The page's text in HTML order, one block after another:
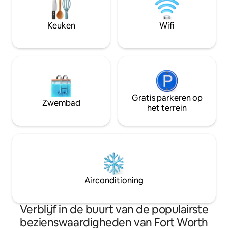
het vliegtuig eronder ✔ Een verblijf met
een luchtvaartthema dat anders is dan
Ideaal voor
familiebezoeken
Keuken Wifi
Zwembad
Gratis parkeren op
het terrein
Airconditioning
Verblijf in de buurt van de populairste
bezienswaardigheden van Fort Worth